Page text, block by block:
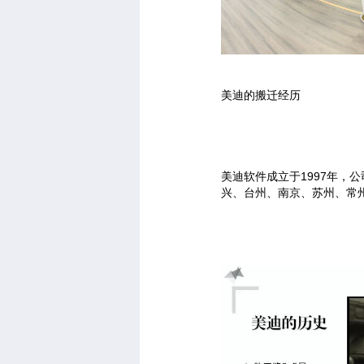
美迪的搬迁经历
美迪软件成立于1997年，
兴、台州、南京、苏州、常